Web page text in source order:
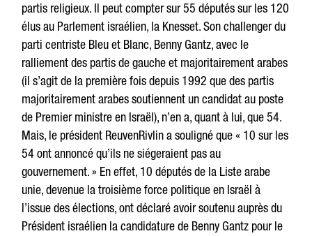
partis religieux. Il peut compter sur 55 députés sur les 120
élus au Parlement israélien, la Knesset. Son challenger du
parti centriste Bleu et Blanc, Benny Gantz, avec le
ralliement des partis de gauche et majoritairement arabes
(il s’agit de la première fois depuis 1992 que des partis
majoritairement arabes soutiennent un candidat au poste
de Premier ministre en Israël), n’en a, quant à lui, que 54.
Mais, le président ReuvenRivlin a souligné que « 10 sur les
54 ont annoncé qu’ils ne siégeraient pas au
gouvernement. » En effet, 10 députés de la Liste arabe
unie, devenue la troisième force politique en Israël à
l’issue des élections, ont déclaré avoir soutenu auprès du
Président israélien la candidature de Benny Gantz pour le